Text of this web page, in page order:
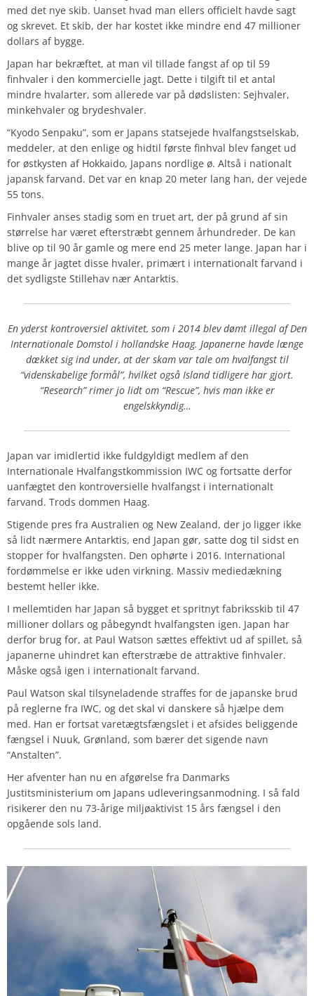
med det nye skib. Uanset hvad man ellers officielt havde sagt
og skrevet. Et skib, der har kostet ikke mindre end 47 millioner
dollars af bygge.
Japan har bekræftet, at man vil tillade fangst af op til 59
finhvaler i den kommercielle jagt. Dette i tilgift til et antal
mindre hvalarter, som allerede var på dødslisten: Sejhvaler,
minkehvaler og brydeshvaler.
“Kyodo Senpaku”, som er Japans statsejede hvalfangstselskab,
meddeler, at den enlige og hidtil første finhval blev fanget ud
for østkysten af ​​Hokkaido, Japans nordlige ø. Altså i nationalt
japansk farvand. Det var en knap 20 meter lang han, der vejede
55 tons.
Finhvaler anses stadig som en truet art, der på grund af sin
størrelse har været efterstræbt gennem århundreder. De kan
blive op til 90 år gamle og mere end 25 meter lange. Japan har i
mange år jagtet disse hvaler, primært i internationalt farvand i
det sydligste Stillehav nær Antarktis.
En yderst kontroversiel aktivitet, som i 2014 blev dømt illegal af Den
Internationale Domstol i hollandske Haag. Japanerne havde længe
dækket sig ind under, at der skam var tale om hvalfangst til
“videnskabelige formål”, hvilket også Island tidligere har gjort.
“Research” rimer jo lidt om “Rescue”, hvis man ikke er
engelskkyndig…
Japan var imidlertid ikke fuldgyldigt medlem af den
Internationale Hvalfangstkommission IWC og fortsatte derfor
uanfægtet den kontroversielle hvalfangst i internationalt
farvand. Trods dommen Haag.
Stigende pres fra Australien og New Zealand, der jo ligger ikke
så lidt nærmere Antarktis, end Japan gør, satte dog til sidst en
stopper for hvalfangsten. Den ophørte i 2016. International
fordømmelse er ikke uden virkning. Massiv mediedækning
bestemt heller ikke.
I mellemtiden har Japan så bygget et spritnyt fabriksskib til 47
millioner dollars og påbegyndt hvalfangsten igen. Japan har
derfor brug for, at Paul Watson sættes effektivt ud af spillet, så
japanerne uhindret kan efterstræbe de attraktive finhvaler.
Måske også igen i internationalt farvand.
Paul Watson skal tilsyneladende straffes for de japanske brud
på reglerne fra IWC, og det skal vi danskere så hjælpe dem
med. Han er fortsat varetægtsfængslet i et afsides beliggende
fængsel i Nuuk, Grønland, som bærer det sigende navn
“Anstalten”.
Her afventer han nu en afgørelse fra Danmarks
Justitsministerium om Japans udleveringsanmodning. I så fald
risikerer den nu 73-årige miljøaktivist 15 års fængsel i den
opgående sols land.